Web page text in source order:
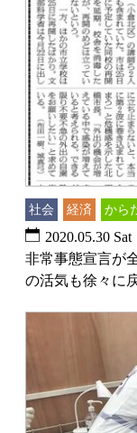
社会 経済 から
2020.05.30 Sat
非常事態宣言が
の活気も徐々に